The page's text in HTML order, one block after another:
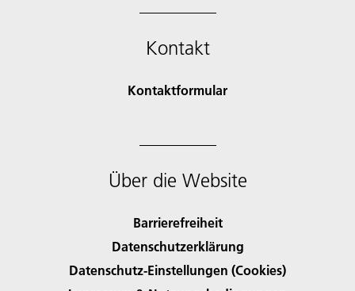
Kontakt
Kontaktformular
Über die Website
Barrierefreiheit
Datenschutzerklärung
Datenschutz-Einstellungen (Cookies)